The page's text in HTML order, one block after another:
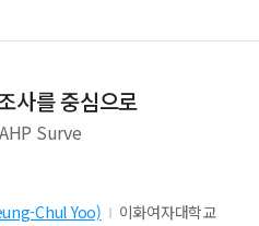
사를 중심으로
Surve
Chul Yoo)
이화여자대학교